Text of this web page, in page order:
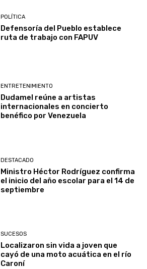
POLÍTICA
Defensoría del Pueblo establece
ruta de trabajo con FAPUV
ENTRETENIMIENTO
Dudamel reúne a artistas
internacionales en concierto
benéfico por Venezuela
DESTACADO
Ministro Héctor Rodríguez confirma
el inicio del año escolar para el 14 de
septiembre
SUCESOS
Localizaron sin vida a joven que
cayó de una moto acuática en el río
Caroní